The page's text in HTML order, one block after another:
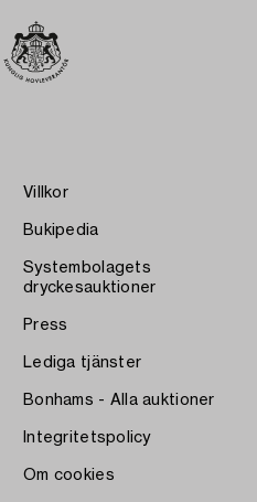
Villkor
Bukipedia
Systembolagets
dryckesauktioner
Press
Lediga tjänster
Bonhams - Alla auktioner
Integritetspolicy
Om cookies